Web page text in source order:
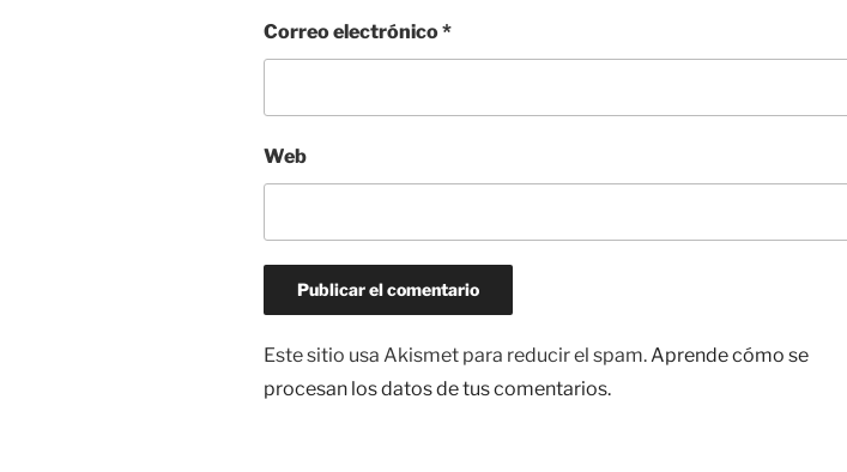
Correo electrónico*
Web
Este sitio usa Akismet para reducir el spam.Aprende cómo se
procesan los datos de tus comentarios.